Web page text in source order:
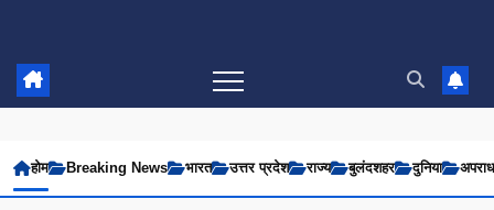
होम Breaking News भारत उत्तर प्रदेश राज्य बुलंदशहर दुनिया अपराध